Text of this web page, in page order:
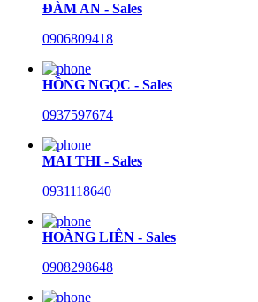
ĐÀM AN - Sales
0906809418
HỒNG NGỌC - Sales
0937597674
MAI THI - Sales
0931118640
HOÀNG LIÊN - Sales
0908298648